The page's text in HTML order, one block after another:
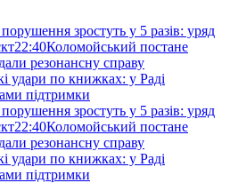
зростуть у 5 разів: уряд
22:40Коломойський постане
резонансну справу
удари по книжках: у Раді
підтримки
зростуть у 5 разів: уряд
22:40Коломойський постане
резонансну справу
удари по книжках: у Раді
підтримки